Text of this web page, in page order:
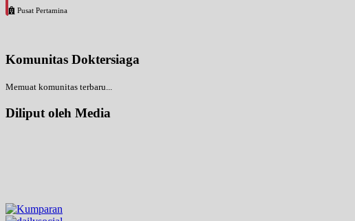
Pusat Pertamina
Komunitas Doktersiaga
Memuat komunitas terbaru...
Diliput oleh Media